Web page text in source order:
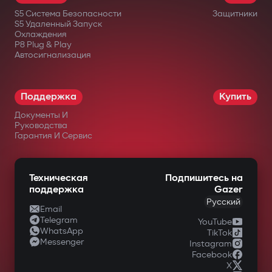
Дополнительный подкапотный модуль
блокирует запуск двигателя даже при
повреждении центрального блока.
дистанционный автозапуск
Запуск двигателя через приложение
Gazer Car с поддержкой сценариев:
прогрев/охлаждение салона, турбо-
таймер, поддержка заряда
аккумулятора. Двигатель автоматически
глушится после достижения заданных
параметров.
Полный контроль через Gazer Car
S5 Система Безопасности
S5 Удаленный Запуск
Охлаждения
P8 Plug & Play
Автосигнализация
Защитники
Поддержка
Документы И
Руководства
Гарантия И Сервис
Купить
Техническая
поддержка
Email
Telegram
WhatsApp
Messenger
Подпишитесь на
Gazer
Русский
YouTube
TikTok
Instagram
Facebook
X